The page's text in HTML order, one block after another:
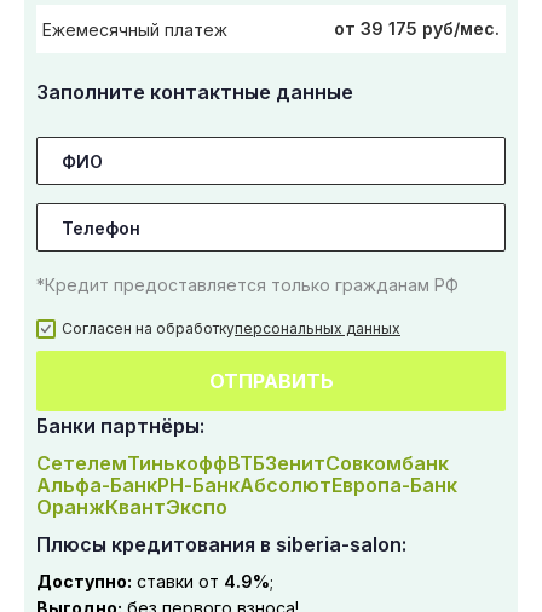
Ежемесячный платеж от 39 175 руб/мес.
Заполните контактные данные
*Кредит предоставляется только гражданам РФ
Согласен на обработкуперсональных данных
ОТПРАВИТЬ
Банки партнёры:
СетелемТинькоффВТБЗенитСовкомбанк
Альфа-БанкРН-БанкАбсолютЕвропа-Банк
ОранжКвантЭкспо
Плюсы кредитования в siberia-salon:
Доступно: ставки от 4.9%;
Выгодно: без первого взноса!